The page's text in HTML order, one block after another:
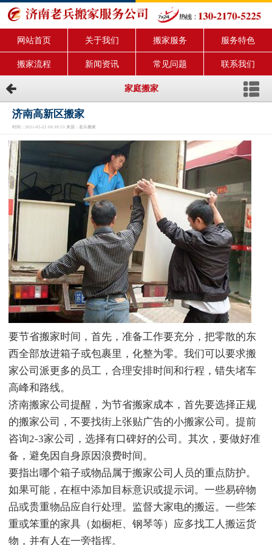
网站首页 关于我们 搬家服务 服务特色
搬家流程 新闻资讯 常见问题 联系我们
家庭搬家
济南高新区搬家
时间：2021-05-22 09:39:53 来源：老兵搬家
要节省搬家时间，首先，准备工作要充分，把零散的东
西全部放进箱子或包裹里，化整为零。我们可以要求搬
家公司派更多的员工，合理安排时间和行程，错失堵车
高峰和路线。
济南搬家公司提醒，为节省搬家成本，首先要选择正规
的搬家公司，不要找街上张贴广告的小搬家公司。提前
咨询2-3家公司，选择有口碑好的公司。其次，要做好准
备，避免因自身原因浪费时间。
要指出哪个箱子或物品属于搬家公司人员的重点防护。
如果可能，在框中添加目标意识或提示词。一些易碎物
品或贵重物品应自行处理。监督大家电的搬运。一些笨
重或笨重的家具（如橱柜、钢琴等）应多找工人搬运货
物，并有人在一旁指挥。